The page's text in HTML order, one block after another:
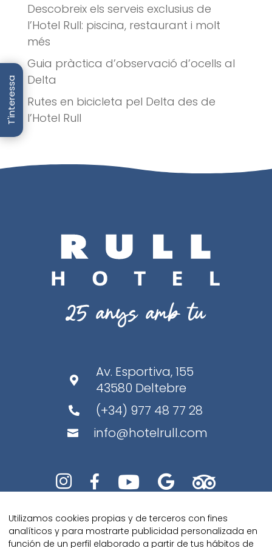
T'interessa
Descobreix els serveis exclusius de
l’Hotel Rull: piscina, restaurant i molt
més
Guia pràctica d’observació d’ocells al
Delta
Rutes en bicicleta pel Delta des de
l’Hotel Rull

Av. Esportiva, 155
43580 Deltebre
 (+34) 977 48 77 28
 info@hotelrull.com
    
Utilizamos cookies propias y de terceros con fines
analíticos y para mostrarte publicidad personalizada en
función de un perfil elaborado a partir de tus hábitos de